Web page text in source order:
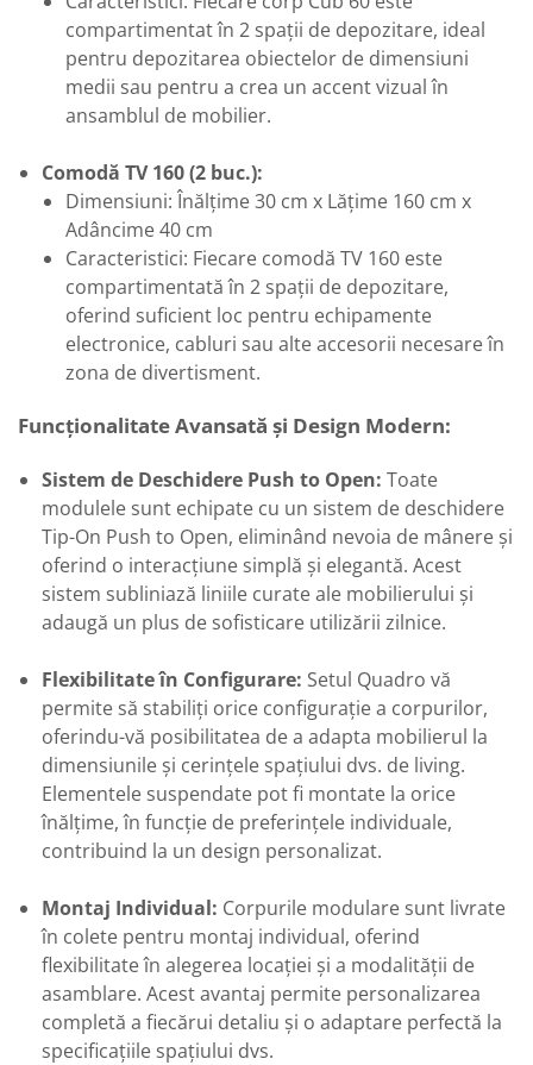
compartimentat în 2 spații de depozitare, ideal
pentru depozitarea obiectelor de dimensiuni
medii sau pentru a crea un accent vizual în
ansamblul de mobilier.
Comodă TV 160 (2 buc.):
Dimensiuni: Înălțime 30 cm x Lățime 160 cm x
Adâncime 40 cm
Caracteristici: Fiecare comodă TV 160 este
compartimentată în 2 spații de depozitare,
oferind suficient loc pentru echipamente
electronice, cabluri sau alte accesorii necesare în
zona de divertisment.
Funcționalitate Avansată și Design Modern:
Sistem de Deschidere Push to Open: Toate
modulele sunt echipate cu un sistem de deschidere
Tip-On Push to Open, eliminând nevoia de mânere și
oferind o interacțiune simplă și elegantă. Acest
sistem subliniază liniile curate ale mobilierului și
adaugă un plus de sofisticare utilizării zilnice.
Flexibilitate în Configurare: Setul Quadro vă
permite să stabiliți orice configurație a corpurilor,
oferindu-vă posibilitatea de a adapta mobilierul la
dimensiunile și cerințele spațiului dvs. de living.
Elementele suspendate pot fi montate la orice
înălțime, în funcție de preferințele individuale,
contribuind la un design personalizat.
Montaj Individual: Corpurile modulare sunt livrate
în colete pentru montaj individual, oferind
flexibilitate în alegerea locației și a modalității de
asamblare. Acest avantaj permite personalizarea
completă a fiecărui detaliu și o adaptare perfectă la
specificațiile spațiului dvs.